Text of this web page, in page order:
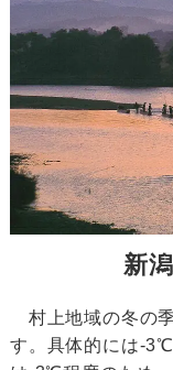
新
村上地域の冬の
す。具体的には-